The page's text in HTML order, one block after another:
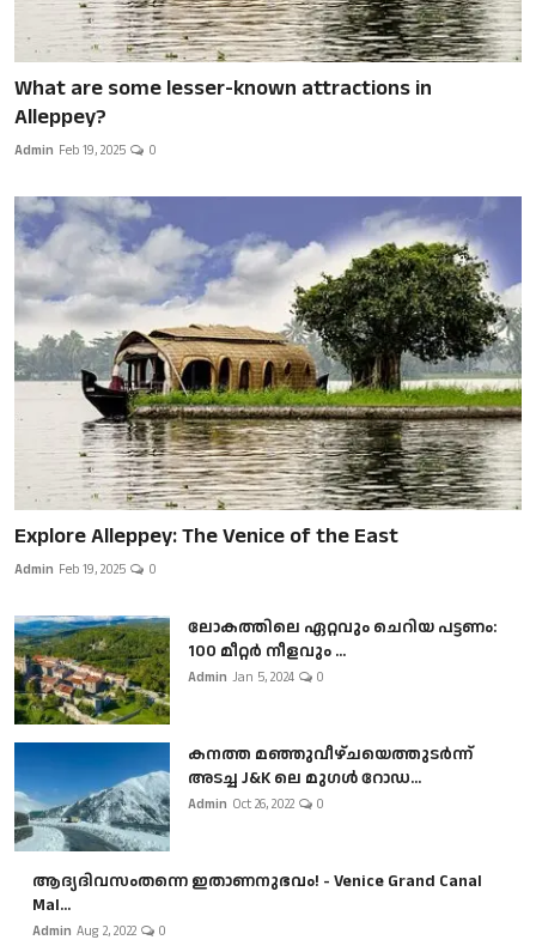
What are some lesser-known attractions in
Alleppey?
Admin Feb 19, 2025 0
Explore Alleppey: The Venice of the East
Admin Feb 19, 2025 0
ലോകത്തിലെ ഏറ്റവും ചെറിയ പട്ടണം:
100 മീറ്റർ നീളവും ...
Admin Jan 5, 2024 0
കനത്ത മഞ്ഞുവീഴ്ചയെത്തുടർന്ന്
അടച്ച J&K ലെ മുഗൾ റോഡ...
Admin Oct 26, 2022 0
ആദ്യദിവസംതന്നെ ഇതാണനുഭവം! - Venice Grand Canal
Mal...
Admin Aug 2, 2022 0